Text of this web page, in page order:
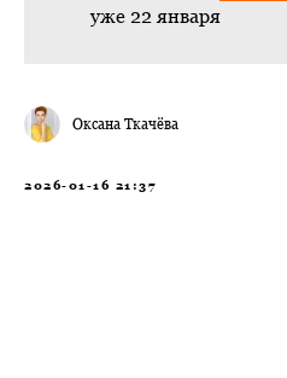
уже 22 января
Оксана Ткачёва
2026-01-16 21:37